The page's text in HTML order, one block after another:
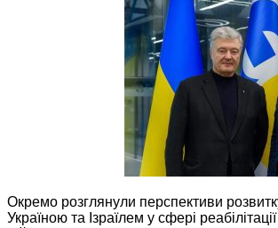
Окремо розглянули перспективи
Україною та Ізраїлем у сфері